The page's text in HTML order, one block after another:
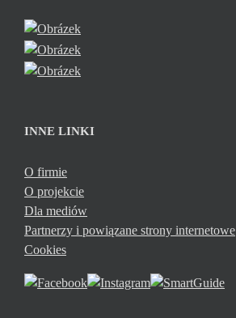
INNE LINKI
O firmie
O projekcie
Dla mediów
Partnerzy i powiązane strony internetowe
Cookies